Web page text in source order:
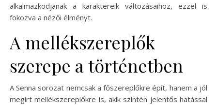
alkalmazkodjanak a karaktereik változásaihoz, ezzel is
fokozva a nézői élményt.
A mellékszereplők
szerepe a történetben
A Senna sorozat nemcsak a főszereplőkre épít, hanem a jól
megírt mellékszereplőkre is, akik szintén jelentős hatással